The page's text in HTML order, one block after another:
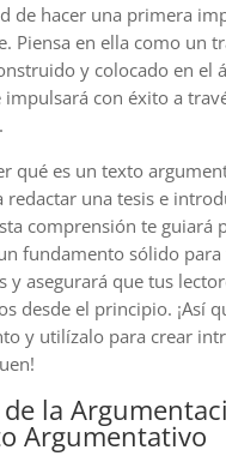
de hacer una primera
Piensa en ella como un
y colocado en el
impulsará con éxito a
qué es un texto
redactar una tesis e
comprensión te guiará
fundamento sólido para
y asegurará que tus
desde el principio. ¡Así
y utilízalo para crear
la
Argumentativo